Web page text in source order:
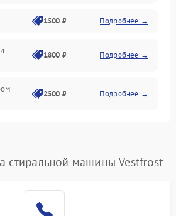
1500 ₽ Подробнее →
1800 ₽ Подробнее →
2500 ₽ Подробнее →
2200 ₽ Подробнее →
стиральной машины Vestfrost